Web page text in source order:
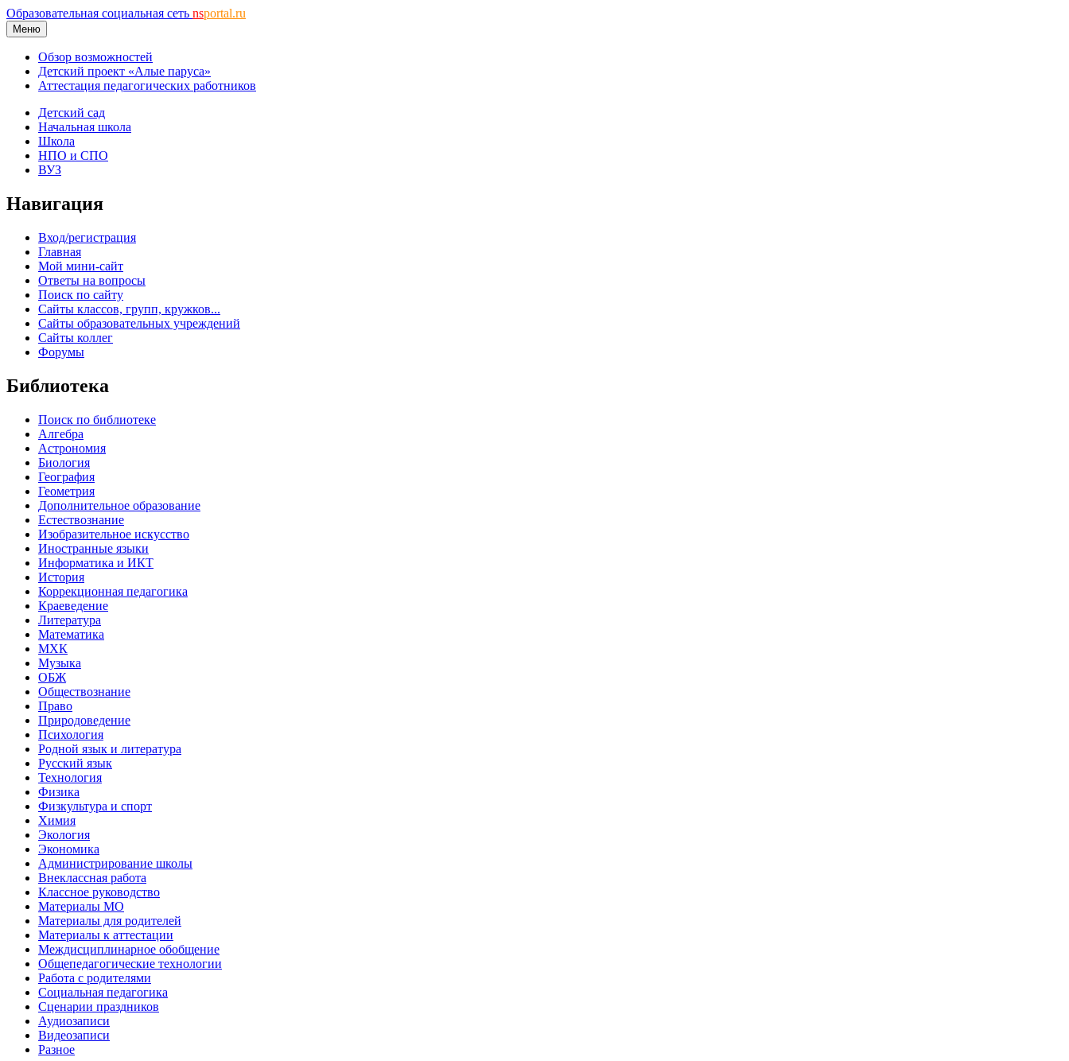
Образовательная социальная сеть nsportal.ru
Меню
Обзор возможностей
Детский проект «Алые паруса»
Аттестация педагогических работников
Детский сад
Начальная школа
Школа
НПО и СПО
ВУЗ
Навигация
Вход/регистрация
Главная
Мой мини-сайт
Ответы на вопросы
Поиск по сайту
Сайты классов, групп, кружков...
Сайты образовательных учреждений
Сайты коллег
Форумы
Библиотека
Поиск по библиотеке
Алгебра
Астрономия
Биология
География
Геометрия
Дополнительное образование
Естествознание
Изобразительное искусство
Иностранные языки
Информатика и ИКТ
История
Коррекционная педагогика
Краеведение
Литература
Математика
МХК
Музыка
ОБЖ
Обществознание
Право
Природоведение
Психология
Родной язык и литература
Русский язык
Технология
Физика
Физкультура и спорт
Химия
Экология
Экономика
Администрирование школы
Внеклассная работа
Классное руководство
Материалы МО
Материалы для родителей
Материалы к аттестации
Междисциплинарное обобщение
Общепедагогические технологии
Работа с родителями
Социальная педагогика
Сценарии праздников
Аудиозаписи
Видеозаписи
Разное